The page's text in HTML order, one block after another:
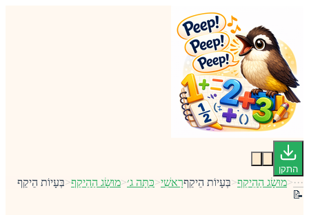
התקן
···
<מוּשָׂג הַהֵיקֵף<בְּעָיוֹת הֵיקֵףרָאשִׁי<כִּתָּה ג׳<מוּשָׂג הַהֵיקֵף<בְּעָיוֹת הֵיקֵף
📝